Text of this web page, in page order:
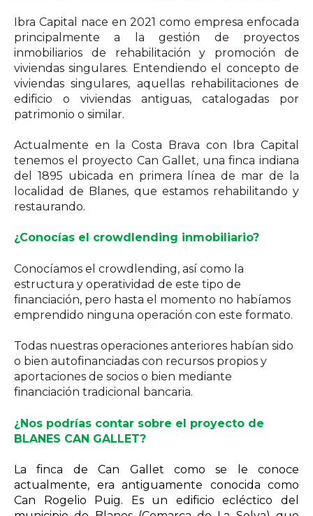
Ibra Capital nace en 2021 como empresa enfocada
principalmente a la gestión de proyectos
inmobiliarios de rehabilitación y promoción de
viviendas singulares. Entendiendo el concepto de
viviendas singulares, aquellas rehabilitaciones de
edificio o viviendas antiguas, catalogadas por
patrimonio o similar.
Actualmente en la Costa Brava con Ibra Capital
tenemos el proyecto Can Gallet, una finca indiana
del 1895 ubicada en primera línea de mar de la
localidad de Blanes, que estamos rehabilitando y
restaurando.
¿Conocías el crowdlending inmobiliario?
Conocíamos el crowdlending, así como la
estructura y operatividad de este tipo de
financiación, pero hasta el momento no habíamos
emprendido ninguna operación con este formato.
Todas nuestras operaciones anteriores habían sido
o bien autofinanciadas con recursos propios y
aportaciones de socios o bien mediante
financiación tradicional bancaria.
¿Nos podrías contar sobre el proyecto de
BLANES CAN GALLET?
La finca de Can Gallet como se le conoce
actualmente, era antiguamente conocida como
Can Rogelio Puig. Es un edificio ecléctico del